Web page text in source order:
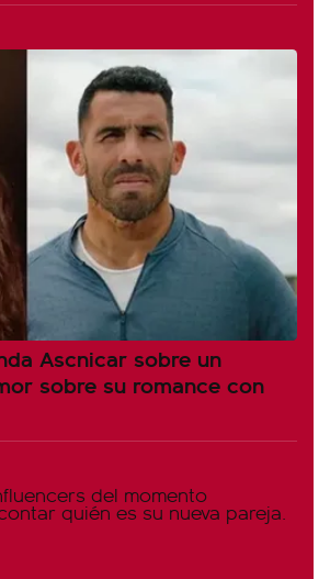
Ascnicar sobre un
sobre su romance con